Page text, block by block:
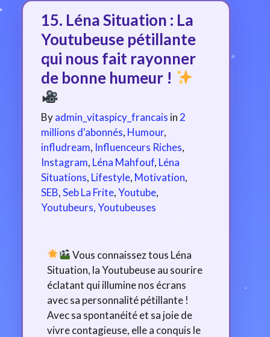
15. Léna Situation : La
Youtubeuse pétillante
qui nous fait rayonner
de bonne humeur !
Byadmin_vitaspicy_francais in 2
millions d'abonnés, Humour,
infludream, Influenceurs Riches,
Instagram, Léna Mahfouf, Léna
Situations, Lifestyle, Motivation,
SEB,Seb La Frite,Youtube,
Youtubeurs, Youtubeuses
Vous connaissez tous Léna
Situation, la Youtubeuse au sourire
éclatant qui illumine nos écrans
avec sa personnalité pétillante !
Avec sa spontanéité et sa joie de
vivre contagieuse, elle a conquis le